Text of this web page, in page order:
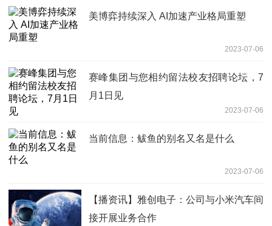
美博弈持续深入 AI加速产业格局重塑
2023-07-06
赛峰集团与您相约留法校友招聘论坛，7
月1日见
2023-07-06
当前信息：鲅鱼的别名又名是什么
2023-07-06
【播资讯】雅创电子：公司与小米汽车间
接开展业务合作